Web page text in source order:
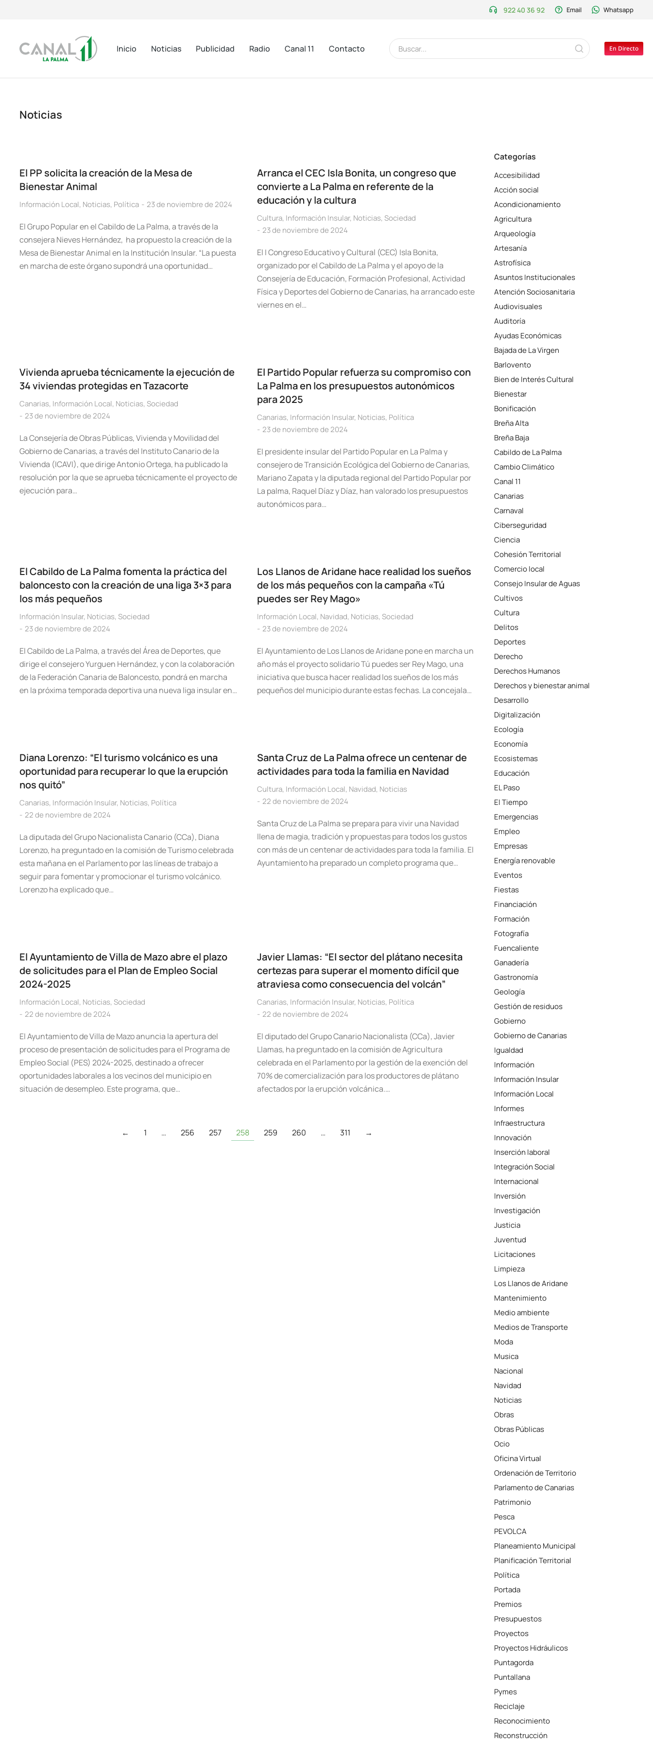
922 40 36 92 Email Whatsapp
Inicio Noticias Publicidad Radio Canal 11 Contacto En Directo
Noticias
El PP solicita la creación de la Mesa de
Bienestar Animal
Información Local, Noticias, Política 23 de noviembre de 2024
El Grupo Popular en el Cabildo de La Palma, a través de la
consejera Nieves Hernández, ha propuesto la creación de la
Mesa de Bienestar Animal en la Institución Insular. “La puesta
en marcha de este órgano supondrá una oportunidad…
Arranca el CEC Isla Bonita, un congreso que
convierte a La Palma en referente de la
educación y la cultura
Cultura, Información Insular, Noticias, Sociedad
23 de noviembre de 2024
El I Congreso Educativo y Cultural (CEC) Isla Bonita,
organizado por el Cabildo de La Palma y el apoyo de la
Consejería de Educación, Formación Profesional, Actividad
Física y Deportes del Gobierno de Canarias, ha arrancado este
viernes en el…
Vivienda aprueba técnicamente la ejecución de
34 viviendas protegidas en Tazacorte
Canarias, Información Local, Noticias, Sociedad
23 de noviembre de 2024
La Consejería de Obras Públicas, Vivienda y Movilidad del
Gobierno de Canarias, a través del Instituto Canario de la
Vivienda (ICAVI), que dirige Antonio Ortega, ha publicado la
resolución por la que se aprueba técnicamente el proyecto de
ejecución para…
El Partido Popular refuerza su compromiso con
La Palma en los presupuestos autonómicos
para 2025
Canarias, Información Insular, Noticias, Política
23 de noviembre de 2024
El presidente insular del Partido Popular en La Palma y
consejero de Transición Ecológica del Gobierno de Canarias,
Mariano Zapata y la diputada regional del Partido Popular por
La palma, Raquel Díaz y Díaz, han valorado los presupuestos
autonómicos para…
El Cabildo de La Palma fomenta la práctica del
baloncesto con la creación de una liga 3×3 para
los más pequeños
Información Insular, Noticias, Sociedad
23 de noviembre de 2024
El Cabildo de La Palma, a través del Área de Deportes, que
dirige el consejero Yurguen Hernández, y con la colaboración
de la Federación Canaria de Baloncesto, pondrá en marcha
en la próxima temporada deportiva una nueva liga insular en…
Los Llanos de Aridane hace realidad los sueños
de los más pequeños con la campaña «Tú
puedes ser Rey Mago»
Información Local, Navidad, Noticias, Sociedad
23 de noviembre de 2024
El Ayuntamiento de Los Llanos de Aridane pone en marcha un
año más el proyecto solidario Tú puedes ser Rey Mago, una
iniciativa que busca hacer realidad los sueños de los más
pequeños del municipio durante estas fechas. La concejala…
Diana Lorenzo: “El turismo volcánico es una
oportunidad para recuperar lo que la erupción
nos quitó”
Canarias, Información Insular, Noticias, Política
22 de noviembre de 2024
La diputada del Grupo Nacionalista Canario (CCa), Diana
Lorenzo, ha preguntado en la comisión de Turismo celebrada
esta mañana en el Parlamento por las líneas de trabajo a
seguir para fomentar y promocionar el turismo volcánico.
Lorenzo ha explicado que…
Santa Cruz de La Palma ofrece un centenar de
actividades para toda la familia en Navidad
Cultura, Información Local, Navidad, Noticias
22 de noviembre de 2024
Santa Cruz de La Palma se prepara para vivir una Navidad
llena de magia, tradición y propuestas para todos los gustos
con más de un centenar de actividades para toda la familia. El
Ayuntamiento ha preparado un completo programa que…
El Ayuntamiento de Villa de Mazo abre el plazo
de solicitudes para el Plan de Empleo Social
2024-2025
Información Local, Noticias, Sociedad
22 de noviembre de 2024
El Ayuntamiento de Villa de Mazo anuncia la apertura del
proceso de presentación de solicitudes para el Programa de
Empleo Social (PES) 2024-2025, destinado a ofrecer
oportunidades laborales a los vecinos del municipio en
situación de desempleo. Este programa, que…
Javier Llamas: “El sector del plátano necesita
certezas para superar el momento difícil que
atraviesa como consecuencia del volcán”
Canarias, Información Insular, Noticias, Política
22 de noviembre de 2024
El diputado del Grupo Canario Nacionalista (CCa), Javier
Llamas, ha preguntado en la comisión de Agricultura
celebrada en el Parlamento por la gestión de la exención del
70% de comercialización para los productores de plátano
afectados por la erupción volcánica.…
← 1 … 256 257 258 259 260 … 311 →
Categorías
Accesibilidad
Acción social
Acondicionamiento
Agricultura
Arqueología
Artesanía
Astrofísica
Asuntos Institucionales
Atención Sociosanitaria
Audiovisuales
Auditoría
Ayudas Económicas
Bajada de La Virgen
Barlovento
Bien de Interés Cultural
Bienestar
Bonificación
Breña Alta
Breña Baja
Cabildo de La Palma
Cambio Climático
Canal 11
Canarias
Carnaval
Ciberseguridad
Ciencia
Cohesión Territorial
Comercio local
Consejo Insular de Aguas
Cultivos
Cultura
Delitos
Deportes
Derecho
Derechos Humanos
Derechos y bienestar animal
Desarrollo
Digitalización
Ecología
Economía
Ecosistemas
Educación
EL Paso
El Tiempo
Emergencias
Empleo
Empresas
Energía renovable
Eventos
Fiestas
Financiación
Formación
Fotografía
Fuencaliente
Ganadería
Gastronomía
Geología
Gestión de residuos
Gobierno
Gobierno de Canarias
Igualdad
Información
Información Insular
Información Local
Informes
Infraestructura
Innovación
Inserción laboral
Integración Social
Internacional
Inversión
Investigación
Justicia
Juventud
Licitaciones
Limpieza
Los Llanos de Aridane
Mantenimiento
Medio ambiente
Medios de Transporte
Moda
Musica
Nacional
Navidad
Noticias
Obras
Obras Públicas
Ocio
Oficina Virtual
Ordenación de Territorio
Parlamento de Canarias
Patrimonio
Pesca
PEVOLCA
Planeamiento Municipal
Planificación Territorial
Política
Portada
Premios
Presupuestos
Proyectos
Proyectos Hidráulicos
Puntagorda
Puntallana
Pymes
Reciclaje
Reconocimiento
Reconstrucción